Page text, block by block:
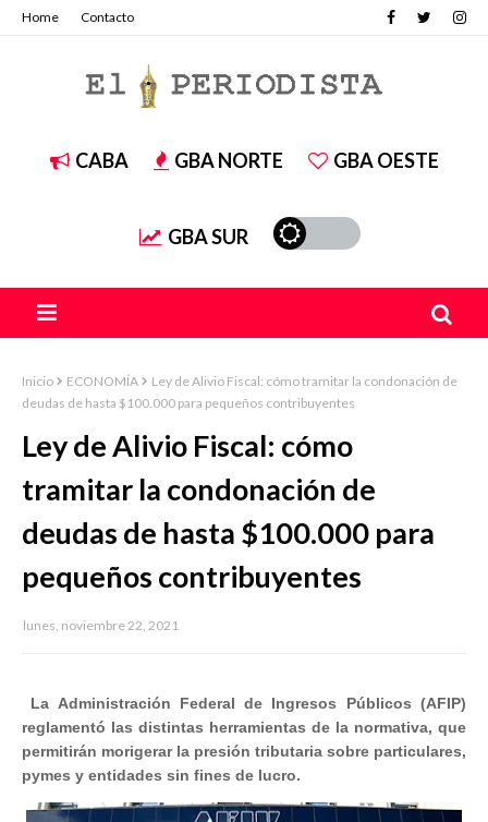
Home Contacto
CABA GBA NORTE GBA OESTE
GBA SUR
Inicio ECONOMÍA
Ley de Alivio Fiscal: cómo tramitar la condonación de
deudas de hasta $100.000 para pequeños contribuyentes
Ley de Alivio Fiscal: cómo
tramitar la condonación de
deudas de hasta $100.000 para
pequeños contribuyentes
lunes, noviembre 22, 2021
La Administración Federal de Ingresos Públicos (AFIP)
reglamentó las distintas herramientas de la normativa, que
permitirán morigerar la presión tributaria sobre particulares,
pymes y entidades sin fines de lucro.